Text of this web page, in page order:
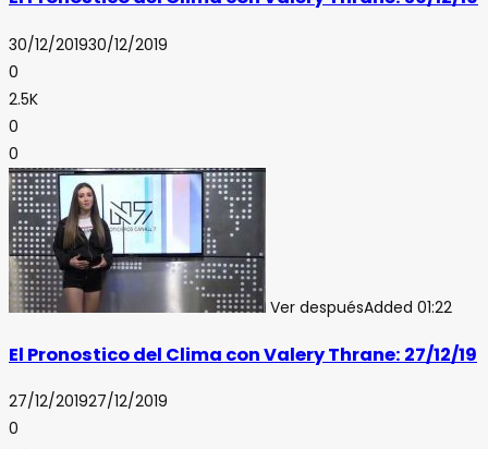
30/12/201930/12/2019
0
2.5K
0
0
Ver despuésAdded 01:22
El Pronostico del Clima con Valery Thrane: 27/12/19
27/12/201927/12/2019
0